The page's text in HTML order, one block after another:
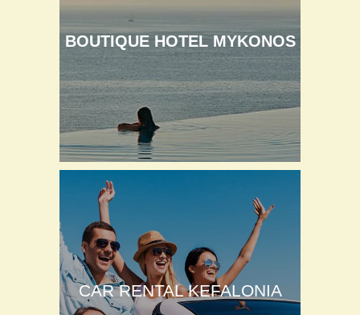
BOUTIQUE HOTEL MYKONOS
CAR RENTAL KEFALONIA